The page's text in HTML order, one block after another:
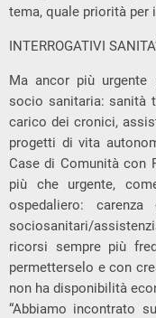
tema, quale priorità per
INTERROGATIVI
Ma ancor più urgente
socio sanitaria: sanità
carico dei cronici,
progetti di vita
Case di Comunità con
più che urgente,
ospedaliero:
sociosanitari/
ricorsi sempre più
permetterselo e con
non ha disponibilità
“Abbiamo incontrato